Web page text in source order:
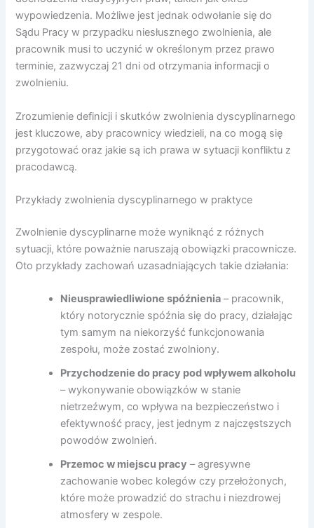
wypowiedzenia. Możliwe jest jednak odwołanie się do
Sądu Pracy w przypadku niesłusznego zwolnienia, ale
pracownik musi to uczynić w określonym przez prawo
terminie, zazwyczaj 21 dni od otrzymania informacji o
zwolnieniu.
Zrozumienie definicji i skutków zwolnienia dyscyplinarnego
jest kluczowe, aby pracownicy wiedzieli, na co mogą się
przygotować oraz jakie są ich prawa w sytuacji konfliktu z
pracodawcą.
Przykłady zwolnienia dyscyplinarnego w praktyce
Zwolnienie dyscyplinarne może wyniknąć z różnych
sytuacji, które poważnie naruszają obowiązki pracownicze.
Oto przykłady zachowań uzasadniających takie działania:
Nieusprawiedliwione spóźnienia – pracownik,
który notorycznie spóźnia się do pracy, działając
tym samym na niekorzyść funkcjonowania
zespołu, może zostać zwolniony.
Przychodzenie do pracy pod wpływem alkoholu
– wykonywanie obowiązków w stanie
nietrzeźwym, co wpływa na bezpieczeństwo i
efektywność pracy, jest jednym z najczęstszych
powodów zwolnień.
Przemoc w miejscu pracy – agresywne
zachowanie wobec kolegów czy przełożonych,
które może prowadzić do strachu i niezdrowej
atmosfery w zespole.